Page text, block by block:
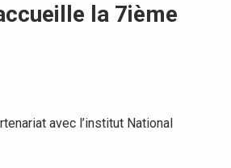
la 7ième
avec l’institut National